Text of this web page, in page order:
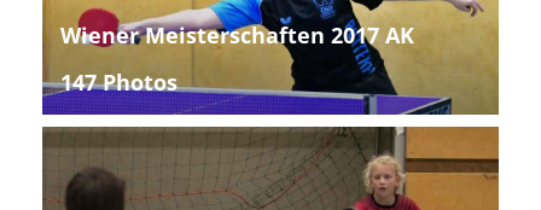
Wiener Meisterschaften 2017 AK
147 Photos